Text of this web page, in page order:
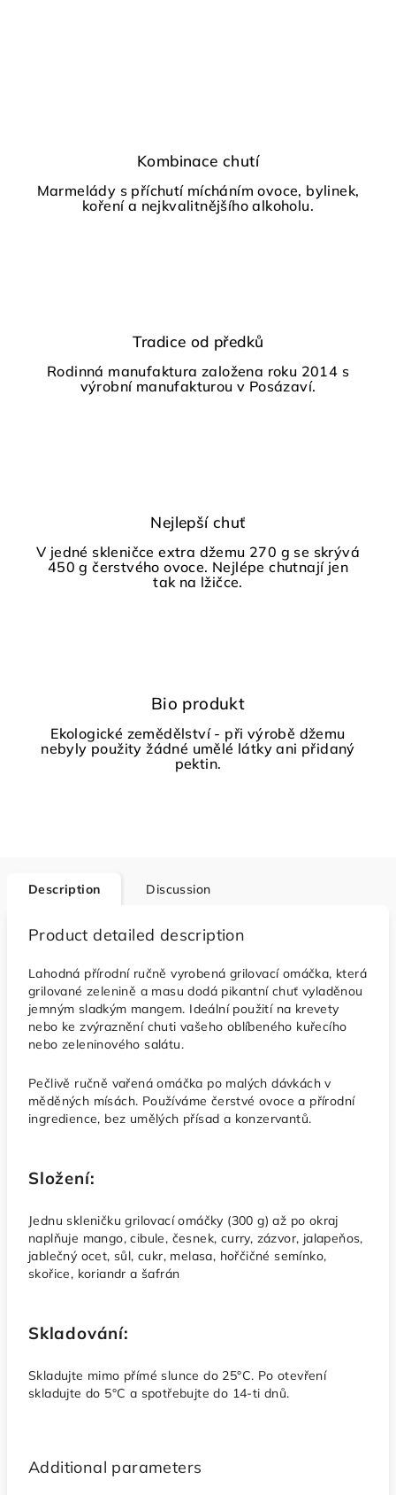
Kombinace chutí
Marmelády s příchutí mícháním ovoce, bylinek,
koření a nejkvalitnějšího alkoholu.
Tradice od předků
Rodinná manufaktura založena roku 2014 s
výrobní manufakturou v Posázaví.
Nejlepší chuť
V jedné skleničce extra džemu 270 g se skrývá
450 g čerstvého ovoce. Nejlépe chutnají jen
tak na lžičce.
Bio produkt
Ekologické zemědělství - při výrobě džemu
nebyly použity žádné umělé látky ani přidaný
pektin.
Description Discussion
Product detailed description
Lahodná přírodní ručně vyrobená grilovací omáčka, která
grilované zelenině a masu dodá pikantní chuť vyladěnou
jemným sladkým mangem. Ideální použití na krevety
nebo ke zvýraznění chuti vašeho oblíbeného kuřecího
nebo zeleninového salátu.
Pečlivě ručně vařená omáčka po malých dávkách v
měděných mísách. Používáme čerstvé ovoce a přírodní
ingredience, bez umělých přísad a konzervantů.
Složení:
Jednu skleničku grilovací omáčky (300 g) až po okraj
naplňuje mango, cibule, česnek, curry, zázvor, jalapeňos,
jablečný ocet, sůl, cukr, melasa, hořčičné semínko,
skořice, koriandr a šafrán
Skladování:
Skladujte mimo přímé slunce do 25°C. Po otevření
skladujte do 5°C a spotřebujte do 14-ti dnů.
Additional parameters